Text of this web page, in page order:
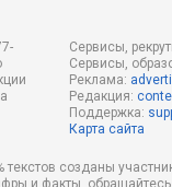
Сервисы,
Сервисы,
Реклама:
Редакция:
Поддержка:
Карта сайта
текстов созданы
и факты,